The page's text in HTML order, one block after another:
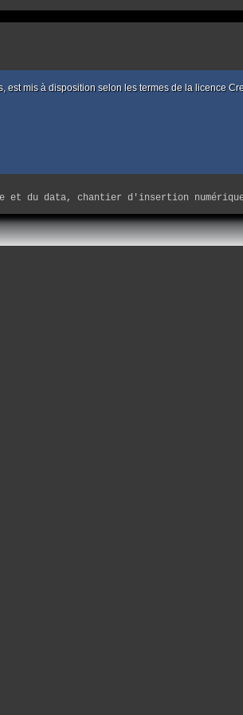
, est mis à disposition selon les termes de la licence
et du data, chantier d'insertion